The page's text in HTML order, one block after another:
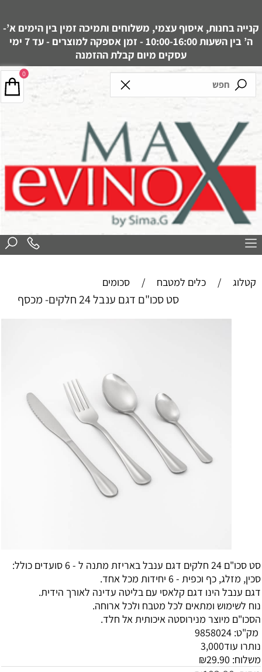
קנייה בחנות, איסוף עצמי, משלוחים ותמיכה זמין בין הימים א’-
ה’ בין השעות 10:00-16:00 - זמן אספקה למוצרים - עד 7 ימי
עסקים מיום קבלת ההזמנה
קטלוג / כלים למטבח / סכומים
סט סכו"ם דגם ענבל 24 חלקים- מכסף
סט סכו"ם 24 חלקים דגם ענבל באריזת מתנה ל - 6 סועדים כולל:
סכין, מזלג, כף וכפית - 6 יחידות מכל אחד.
דגם ענבל הינו דגם קלאסי עם בליטה עדינה לאורך הידית.
נוח לשימוש ומתאים לכל מטבח ולכל ארוחה.
הסכו"ם מיוצר מנירוסטה איכותית אל חלד.
מק"ט: 9858024
נותרו עוד3,000
משלוח:
₪29.90
0